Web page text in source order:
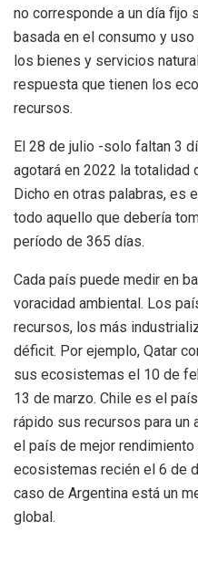
no corresponde a un día fijo
basada en el consumo y
los bienes y servicios
respuesta que tienen los
recursos.
El 28 de julio -solo faltan 3
agotará en 2022 la totalidad
Dicho en otras palabras, es
todo aquello que debería
período de 365 días.
Cada país puede medir en
voracidad ambiental. Los
recursos, los más
déficit. Por ejemplo, Qatar
sus ecosistemas el 10 de
13 de marzo. Chile es el
rápido sus recursos para un
el país de mejor
ecosistemas recién el 6 de
caso de Argentina está un
global.